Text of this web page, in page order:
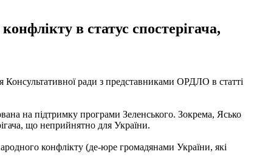
в статус спостерігача,
Консультативної ради з представниками ОРДЛО в статті
на підтримку програми Зеленського. Зокрема, Ясько
що неприйнятно для України.
конфлікту (де-юре громадянами України, які